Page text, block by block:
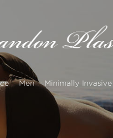
Men Minimally Invasive